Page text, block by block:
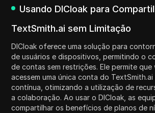
Usando DICloak para
TextSmith.ai sem Limitação
DICloak oferece uma solução para
de usuários e dispositivos, permitindo o
de contas sem restrições. Ele permite que
acessem uma única conta do
contínua, otimizando a utilização de
a colaboração. Ao usar o DICloak, as
compartilhar os benefícios de planos de